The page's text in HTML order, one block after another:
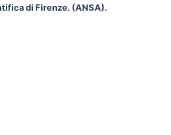
di Firenze. (ANSA).